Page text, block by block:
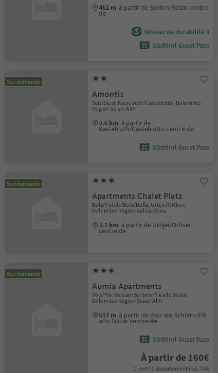
461 m à partir de Sexten/Sesto centre
de
Niveau de durabilité 3
Südtirol Guest Pass
Sur demande
Amontis
Seis/Siusi, Kastelruth/Castelrotto, Dolomites
Region Seiser Alm
2.6 km à partir de
Kastelruth/Castelrotto centre de
Südtirol Guest Pass
Sur demande
Apartments Chalet Platz
Bula/Pufels/Bula/Bulla, Urtijëi/Ortisei,
Dolomites Region Val Gardena
3.1 km à partir de Urtijëi/Ortisei
centre de
Sur demande
Aumia Apartments
Völs/Fiè, Völs am Schlern/Fiè allo Sciliar,
Dolomites Region Seiser Alm
517 m à partir de Völs am Schlern/Fiè
allo Sciliar centre de
Südtirol Guest Pass
À partir de 160€
1 nuit / 1 appartement incl. TVA